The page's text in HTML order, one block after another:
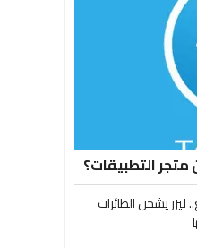
متجر التطبيقات؟
ليزر يشحن الطائرات